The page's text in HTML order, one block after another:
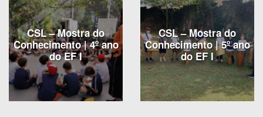
CSL – Mostra do
Conhecimento | 4º ano
do EF I
CSL – Mostra do
Conhecimento | 5º ano
do EF I